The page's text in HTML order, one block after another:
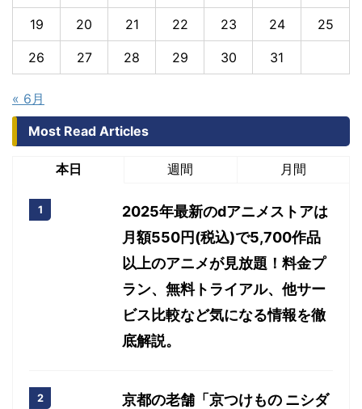
19 20 21 22 23 24 25
26 27 28 29 30 31
« 6月
Most Read Articles
本日 週間 月間
2025年最新のdアニメストアは
月額550円(税込)で5,700作品
以上のアニメが見放題！料金プ
ラン、無料トライアル、他サー
ビス比較など気になる情報を徹
底解説。
京都の老舗「京つけもの ニシダ